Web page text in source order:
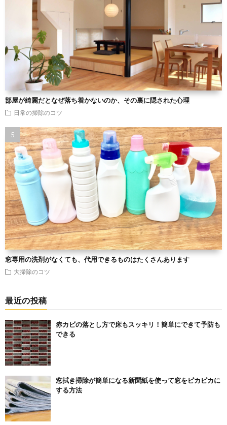
部屋が綺麗だとなぜ落ち着かないのか、その裏に隠された心理
日常の掃除のコツ
窓専用の洗剤がなくても、代用できるものはたくさんあります
大掃除のコツ
最近の投稿
赤カビの落とし方で床もスッキリ！簡単にできて予防も
できる
窓拭き掃除が簡単になる新聞紙を使って窓をピカピカに
する方法